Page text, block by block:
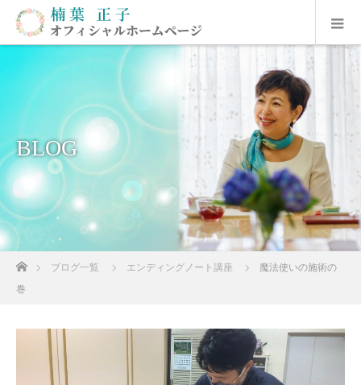
BLOG
ホームブログ一覧 エンディングノート講座
魔法使いの施術の
巻